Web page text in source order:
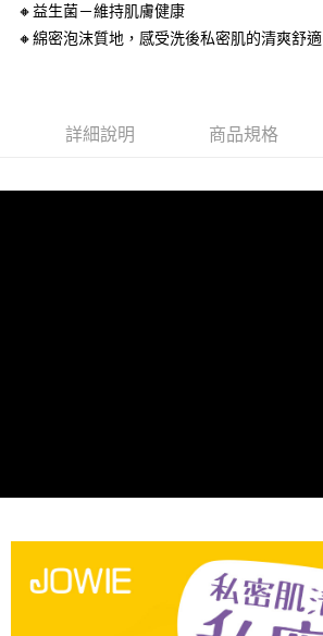
🔸益生菌－維持肌膚健康
🔸綿密泡沫質地，感受洗後私密肌的清爽舒適
詳細說明 商品規格